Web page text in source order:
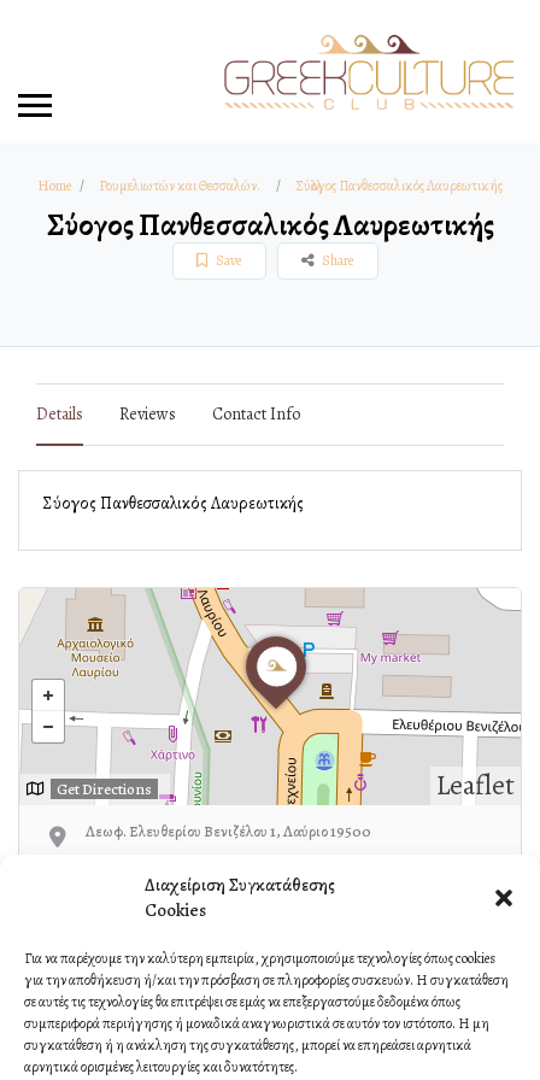
Διαχείριση Συγκατάθεσης
Cookies
Για να παρέχουμε την καλύτερη εμπειρία, χρησιμοποιούμε τεχνολογίες όπως cookies
για την αποθήκευση ή/και την πρόσβαση σε πληροφορίες συσκευών. Η συγκατάθεση
σε αυτές τις τεχνολογίες θα επιτρέψει σε εμάς να επεξεργαστούμε δεδομένα όπως
συμπεριφορά περιήγησης ή μοναδικά αναγνωριστικά σε αυτόν τον ιστότοπο. Η μη
συγκατάθεση ή η ανάκληση της συγκατάθεσης, μπορεί να επηρεάσει αρνητικά
αρνητικά ορισμένες λειτουργίες και δυνατότητες.
Home Ρουμελιωτών και Θεσσαλών. Σύλλογος Πανθεσσαλικός Λαυρεωτικής
Σύλλογος Πανθεσσαλικός Λαυρεωτικής
Save Share
Details Reviews Contact Info
Σύλλογος Πανθεσσαλικός Λαυρεωτικής
Leaflet
Get Directions
Λεωφ. Ελευθερίου Βενιζέλου 1, Λαύριο 19500
22920-24390
Own or work here? Claim Now!